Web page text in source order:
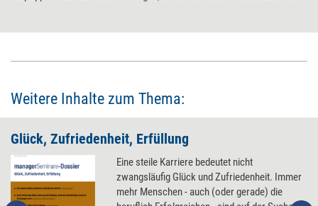
Weitere Inhalte zum Thema:
Glück, Zufriedenheit, Erfüllung
Eine steile Karriere bedeutet nicht
zwangsläufig Glück und Zufriedenheit. Immer
mehr Menschen - auch (oder gerade) die